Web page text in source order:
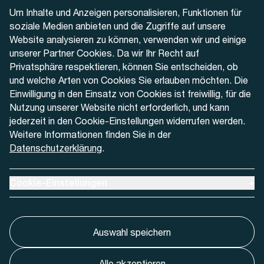
Um Inhalte und Anzeigen personalisieren, Funktionen für
soziale Medien anbieten und die Zugriffe auf unsere
Website analysieren zu können, verwenden wir und einige
unserer Partner Cookies. Da wir Ihr Recht auf
Privatsphäre respektieren, können Sie entscheiden, ob
und welche Arten von Cookies Sie erlauben möchten. Die
Einwilligung in den Einsatz von Cookies ist freiwillig, für die
Nutzung unserer Website nicht erforderlich, und kann
jederzeit in den Cookie-Einstellungen widerrufen werden.
Weitere Informationen finden Sie in der
Datenschutzerklärung.
Auswahl speichern
+41 32 622 37 22
Kontaktformular
Aktuell
Medien